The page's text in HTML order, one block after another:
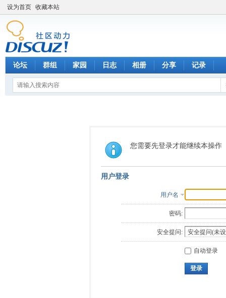
设为首页 收藏本站
论坛 群组 家园 日志 相册 分享 记录
您需要先登录才能继续本操作
用户登录
用户名
密码:
安全提问:
自动登录
登录